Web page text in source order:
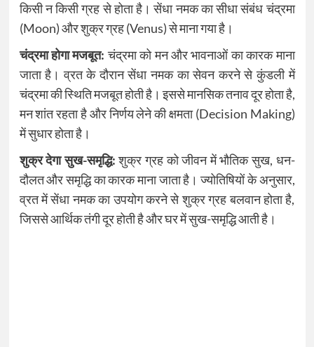
किसी न किसी ग्रह से होता है। सेंधा नमक का सीधा संबंध चंद्रमा
(Moon) और शुक्र ग्रह (Venus) से माना गया है।
चंद्रमा होगा मजबूत: चंद्रमा को मन और भावनाओं का कारक माना
जाता है। व्रत के दौरान सेंधा नमक का सेवन करने से कुंडली में
चंद्रमा की स्थिति मजबूत होती है। इससे मानसिक तनाव दूर होता है,
मन शांत रहता है और निर्णय लेने की क्षमता (Decision Making)
में सुधार होता है।
शुक्र देगा सुख-समृद्धि:शुक्र ग्रह को जीवन में भौतिक सुख, धन-
दौलत और समृद्धि का कारक माना जाता है। ज्योतिषियों के अनुसार,
व्रत में सेंधा नमक का उपयोग करने से शुक्र ग्रह बलवान होता है,
जिससे आर्थिक तंगी दूर होती है और घर में सुख-समृद्धि आती है।